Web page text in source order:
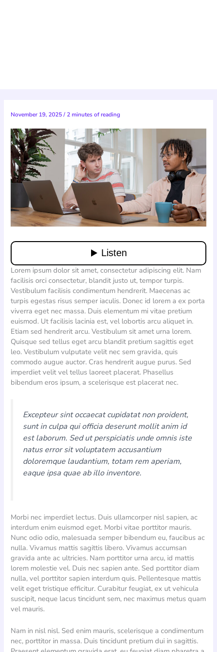
November 19, 2025/2 minutes of reading
Lorem ipsum dolor sit amet, consectetur adipiscing elit. Nam
facilisis orci consectetur, blandit justo ut, tempor turpis.
Vestibulum facilisis condimentum hendrerit. Maecenas ac
turpis egestas risus semper iaculis. Donec id lorem a ex porta
viverra eget nec massa. Duis elementum mi vitae pretium
euismod. Ut facilisis lacinia est, vel lobortis arcu aliquet in.
Etiam sed hendrerit arcu. Vestibulum sit amet urna lorem.
Quisque sed tellus eget arcu blandit pretium sagittis eget
leo. Vestibulum vulputate velit nec sem gravida, quis
commodo augue auctor. Cras hendrerit augue purus. Sed
imperdiet velit vel tellus laoreet placerat. Phasellus
bibendum eros ipsum, a scelerisque est placerat nec.
Excepteur sint occaecat cupidatat non proident,
sunt in culpa qui officia deserunt mollit anim id
est laborum. Sed ut perspiciatis unde omnis iste
natus error sit voluptatem accusantium
doloremque laudantium, totam rem aperiam,
eaque ipsa quae ab illo inventore.
Morbi nec imperdiet lectus. Duis ullamcorper nisl sapien, ac
interdum enim euismod eget. Morbi vitae porttitor mauris.
Nunc odio odio, malesuada semper bibendum eu, faucibus ac
nulla. Vivamus mattis sagittis libero. Vivamus accumsan
gravida ante ac ultricies. Nam porttitor urna arcu, id mattis
lorem molestie vel. Duis nec sapien ante. Sed porttitor diam
nulla, vel porttitor sapien interdum quis. Pellentesque mattis
velit eget tristique efficitur. Curabitur feugiat, ex ut vehicula
suscipit, neque lacus tincidunt sem, nec maximus metus quam
vel mauris.
Nam in nisl nisl. Sed enim mauris, scelerisque a condimentum
nec, porttitor in massa. Duis tincidunt pretium dui in sagittis.